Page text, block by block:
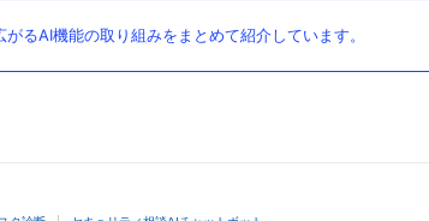
るAI機能の取り組みをまとめて紹介しています。